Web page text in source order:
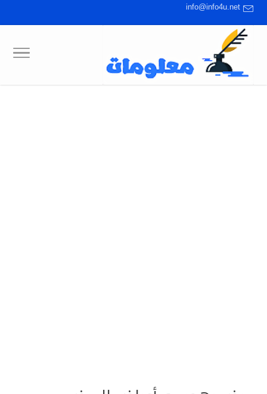
info@info4u.net